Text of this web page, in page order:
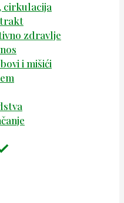
cirkulacija
zdravlje
i mišići